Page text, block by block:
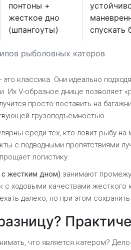
рыболовных катеров
понтоны +
жесткое дно
(шпангоуты)
спускать
- это классика. Они идеально
Их V-образное днище позволяет
просто поставить на
грузоподъемностью.
среди тех, кто ловит рыбу
с подводными препятствиями
логистику.
жестким дном) занимают
с ходовыми качествами жесткого
далеко, но при этом
что является катером?